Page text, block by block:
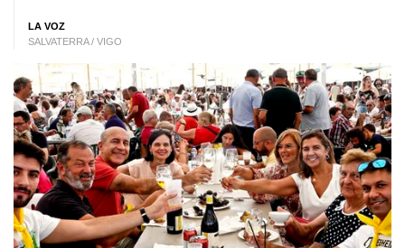
LA VOZ
SALVATERRA / VIGO